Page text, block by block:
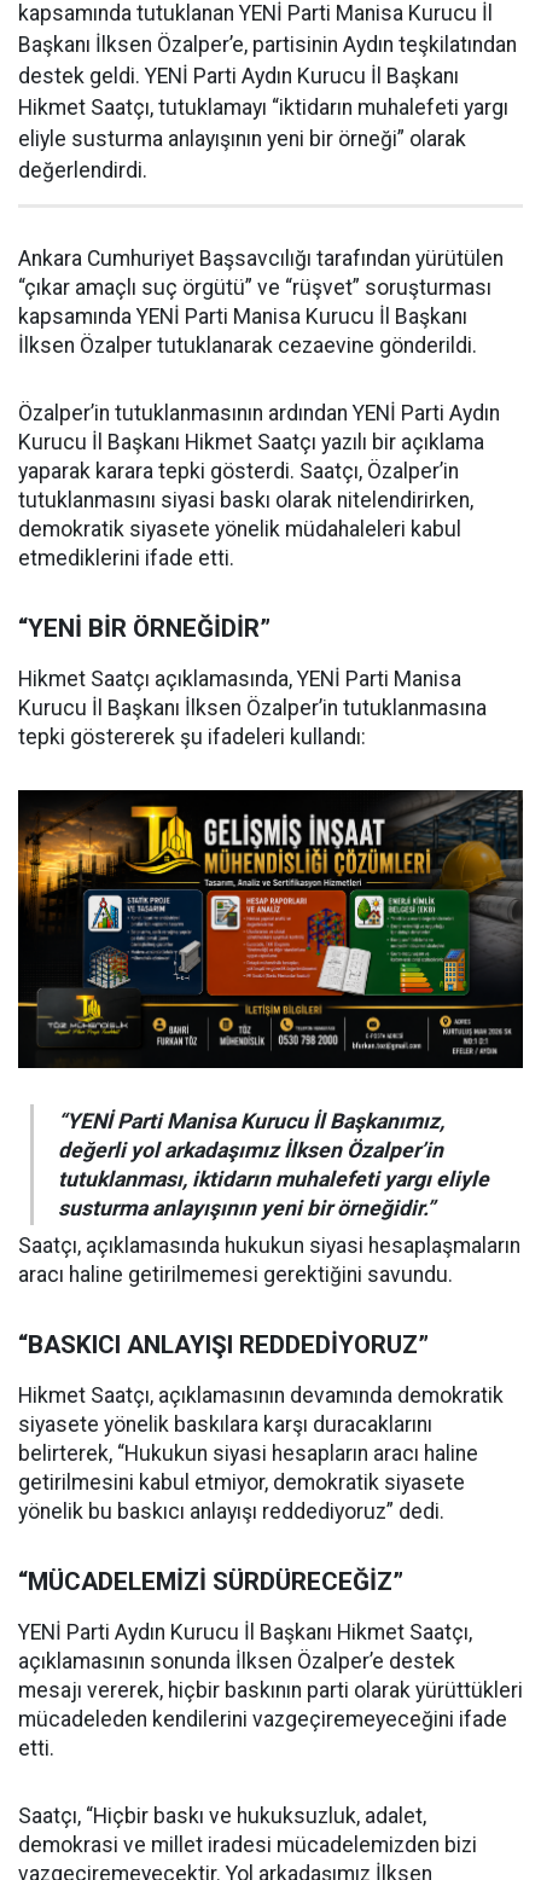
kapsamında tutuklanan YENİ Parti Manisa Kurucu İl
Başkanı İlksen Özalper’e, partisinin Aydın teşkilatından
destek geldi. YENİ Parti Aydın Kurucu İl Başkanı
Hikmet Saatçı, tutuklamayı “iktidarın muhalefeti yargı
eliyle susturma anlayışının yeni bir örneği” olarak
değerlendirdi.
Ankara Cumhuriyet Başsavcılığı tarafından yürütülen
“çıkar amaçlı suç örgütü” ve “rüşvet” soruşturması
kapsamında YENİ Parti Manisa Kurucu İl Başkanı
İlksen Özalper tutuklanarak cezaevine gönderildi.
Özalper’in tutuklanmasının ardından YENİ Parti Aydın
Kurucu İl Başkanı Hikmet Saatçı yazılı bir açıklama
yaparak karara tepki gösterdi. Saatçı, Özalper’in
tutuklanmasını siyasi baskı olarak nitelendirirken,
demokratik siyasete yönelik müdahaleleri kabul
etmediklerini ifade etti.
“YENİ BİR ÖRNEĞİDİR”
Hikmet Saatçı açıklamasında, YENİ Parti Manisa
Kurucu İl Başkanı İlksen Özalper’in tutuklanmasına
tepki göstererek şu ifadeleri kullandı:
“YENİ Parti Manisa Kurucu İl Başkanımız,
değerli yol arkadaşımız İlksen Özalper’in
tutuklanması, iktidarın muhalefeti yargı eliyle
susturma anlayışının yeni bir örneğidir.”
Saatçı, açıklamasında hukukun siyasi hesaplaşmaların
aracı haline getirilmemesi gerektiğini savundu.
“BASKICI ANLAYIŞI REDDEDİYORUZ”
Hikmet Saatçı, açıklamasının devamında demokratik
siyasete yönelik baskılara karşı duracaklarını
belirterek, “Hukukun siyasi hesapların aracı haline
getirilmesini kabul etmiyor, demokratik siyasete
yönelik bu baskıcı anlayışı reddediyoruz” dedi.
“MÜCADELEMİZİ SÜRDÜRECEĞİZ”
YENİ Parti Aydın Kurucu İl Başkanı Hikmet Saatçı,
açıklamasının sonunda İlksen Özalper’e destek
mesajı vererek, hiçbir baskının parti olarak yürüttükleri
mücadeleden kendilerini vazgeçiremeyeceğini ifade
etti.
Saatçı, “Hiçbir baskı ve hukuksuzluk, adalet,
demokrasi ve millet iradesi mücadelemizden bizi
vazgeçiremeyecektir. Yol arkadaşımız İlksen